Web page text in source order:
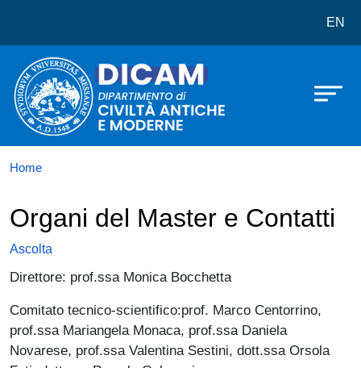
Dipartimento di Civiltà Antiche eEN
Home
Organi del Master e Contatti
Ascolta
Direttore: prof.ssa Monica Bocchetta
Comitato tecnico-scientifico:prof. Marco Centorrino,
prof.ssa Mariangela Monaca, prof.ssa Daniela
Novarese, prof.ssa Valentina Sestini, dott.ssa Orsola